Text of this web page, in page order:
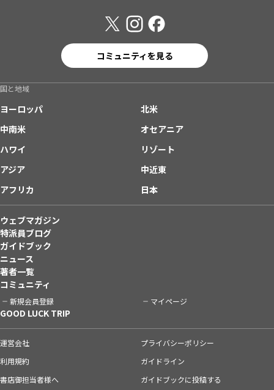
コミュニティを見る
国と地域
ヨーロッパ
北米
中南米
オセアニア
ハワイ
リゾート
アジア
中近東
アフリカ
日本
ウェブマガジン
特派員ブログ
ガイドブック
ニュース
著者一覧
コミュニティ
新規会員登録 マイページ
GOOD LUCK TRIP
運営会社
プライバシーポリシー
利用規約
ガイドライン
書店御担当者様へ
ガイドブックに投稿する